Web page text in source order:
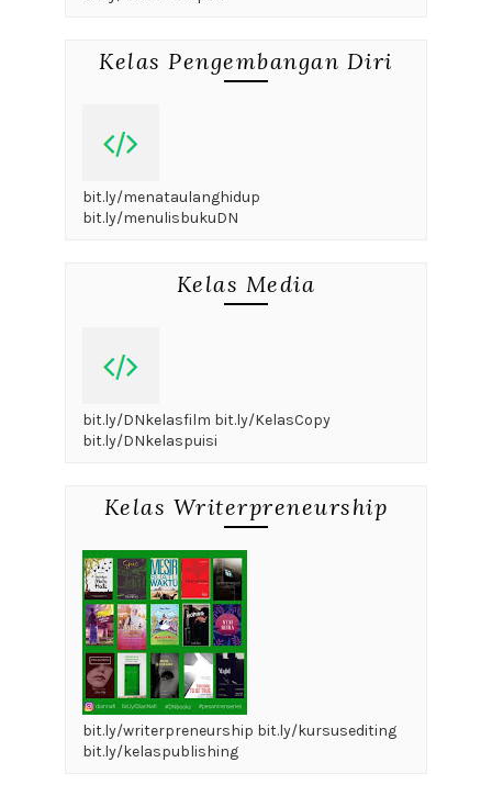
Kelas Pengembangan Diri
bit.ly/menataulanghidup
bit.ly/menulisbukuDN
Kelas Media
bit.ly/DNkelasfilm bit.ly/KelasCopy
bit.ly/DNkelaspuisi
Kelas Writerpreneurship
bit.ly/writerpreneurship bit.ly/kursusediting
bit.ly/kelaspublishing